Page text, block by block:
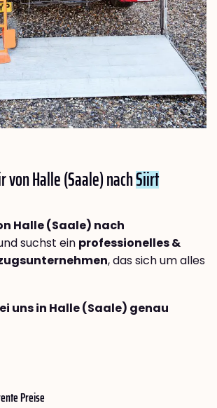
Halle (Saale) nachSiirt
Halle (Saale) nach
suchst ein professionelles &
, das sich um alles
uns in Halle (Saale) genau
Preise